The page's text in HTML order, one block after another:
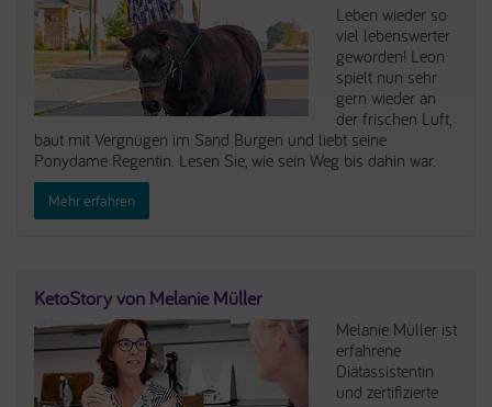
Leben wieder so
viel lebenswerter
geworden! Leon
spielt nun sehr
gern wieder an
der frischen Luft,
baut mit Vergnügen im Sand Burgen und liebt seine
Ponydame Regentin. Lesen Sie, wie sein Weg bis dahin war.
Mehr erfahren
KetoStory von Melanie Müller
Melanie Müller ist
erfahrene
Diätassistentin
und zertifizierte